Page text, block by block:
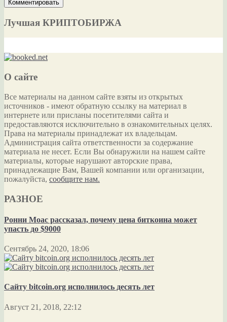
Лучшая КРИПТОБИРЖА
О сайте
Все материалы на данном сайте взяты из открытых
источников - имеют обратную ссылку на материал в
интернете или присланы посетителями сайта и
предоставляются исключительно в ознакомительных целях.
Права на материалы принадлежат их владельцам.
Администрация сайта ответственности за содержание
материала не несет. Если Вы обнаружили на нашем сайте
материалы, которые нарушают авторские права,
принадлежащие Вам, Вашей компании или организации,
пожалуйста, сообщите нам.
РАЗНОЕ
Ронни Моас рассказал, почему цена биткоина может
упасть до $9000
Сентябрь 24, 2020, 18:06
Сайту bitcoin.org исполнилось десять лет
Август 21, 2018, 22:12